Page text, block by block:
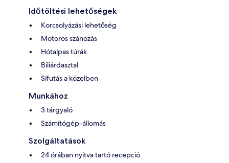
Időtöltési lehetőségek
Korcsolyázási lehetőség
Motoros szánozás
Hótalpas túrák
Biliárdasztal
Sífutás a közelben
Munkához
3 tárgyaló
Számítógép-állomás
Szolgáltatások
24 órában nyitva tartó recepció